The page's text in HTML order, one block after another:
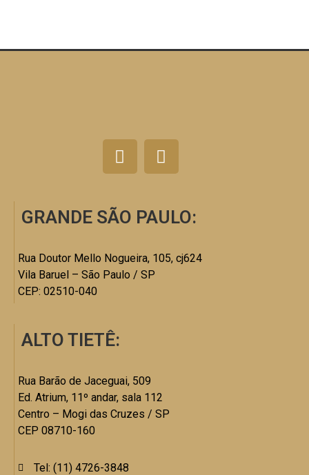
GRANDE SÃO PAULO:
Rua Doutor Mello Nogueira, 105, cj624
Vila Baruel – São Paulo / SP
CEP: 02510-040
ALTO TIETÊ:
Rua Barão de Jaceguai, 509
Ed. Atrium, 11º andar, sala 112
Centro – Mogi das Cruzes / SP
CEP 08710-160
Tel: (11) 4726-3848